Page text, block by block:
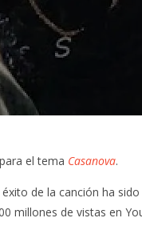
el tema Casanova.
de la canción ha
millones de vistas en